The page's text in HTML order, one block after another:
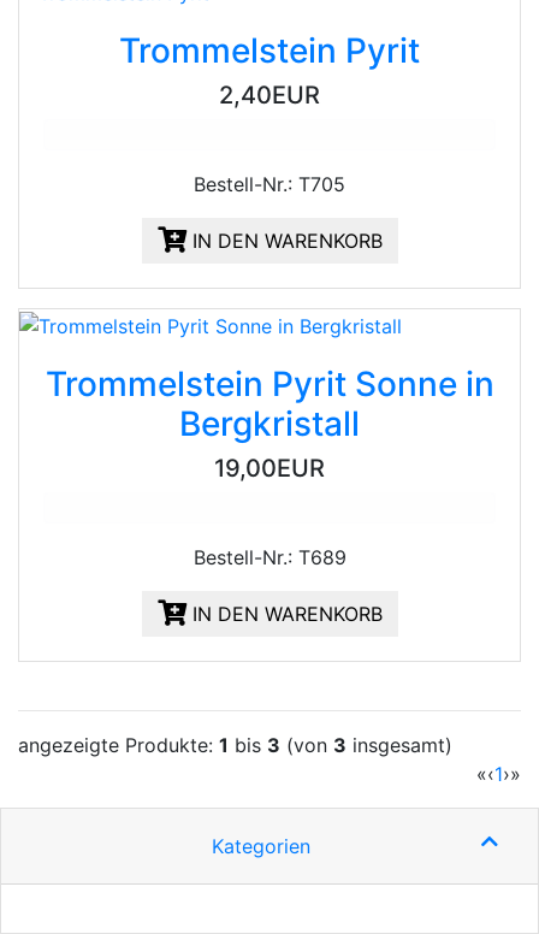
Trommelstein Pyrit
2,40EUR
Bestell-Nr.: T705
IN DEN WARENKORB
Trommelstein Pyrit Sonne in
Bergkristall
19,00EUR
Bestell-Nr.: T689
IN DEN WARENKORB
angezeigte Produkte: 1 bis 3 (von 3 insgesamt)
«‹1›»
Kategorien